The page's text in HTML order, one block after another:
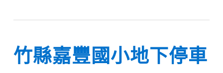
竹縣嘉豐國小地下停車